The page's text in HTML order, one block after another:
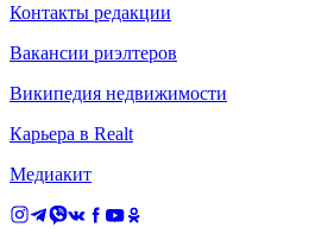
Контакты редакции
Вакансии риэлтеров
Википедия недвижимости
Карьера в Realt
Медиакит